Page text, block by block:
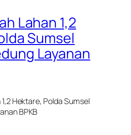
Lahan 1,2
Sumsel
Layanan
Hektare, Polda Sumsel
BPKB